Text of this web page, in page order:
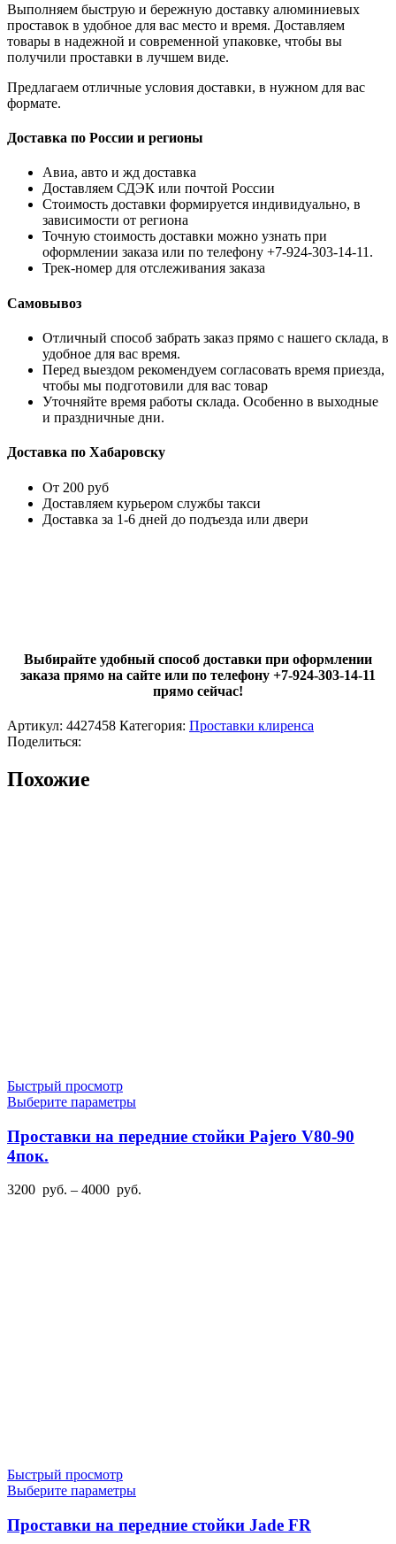
Выполняем быструю и бережную доставку алюминиевых
проставок в удобное для вас место и время. Доставляем
товары в надежной и современной упаковке, чтобы вы
получили проставки в лучшем виде.
Предлагаем отличные условия доставки, в нужном для вас
формате.
Доставка по России и регионы
Авиа, авто и жд доставка
Доставляем СДЭК или почтой России
Стоимость доставки формируется индивидуально, в
зависимости от региона
Точную стоимость доставки можно узнать при
оформлении заказа или по телефону +7-924-303-14-11.
Трек-номер для отслеживания заказа
Самовывоз
Отличный способ забрать заказ прямо с нашего склада, в
удобное для вас время.
Перед выездом рекомендуем согласовать время приезда,
чтобы мы подготовили для вас товар
Уточняйте время работы склада. Особенно в выходные
и праздничные дни.
Доставка по Хабаровску
От 200 руб
Доставляем курьером службы такси
Доставка за 1-6 дней до подъезда или двери
Выбирайте удобный способ доставки при оформлении
заказа прямо на сайте или по телефону +7-924-303-14-11
прямо сейчас!
Артикул: 4427458 Категория: Проставки клиренса
Поделиться:
Похожие
Быстрый просмотр
Выберите параметрыЭтот
имеет
несколько
можно
Проставки на передние стойки Pajero V80-90
4пок.
3200 руб. – 4000 руб.
Быстрый просмотр
Выберите параметрыЭтот
имеет
несколько
Проставки на передние стойки Jade FR